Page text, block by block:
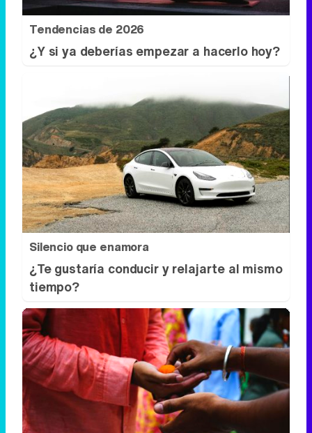
Tendencias de 2026
¿Y si ya deberías empezar a hacerlo hoy?
Silencio que enamora
¿Te gustaría conducir y relajarte al mismo
tiempo?